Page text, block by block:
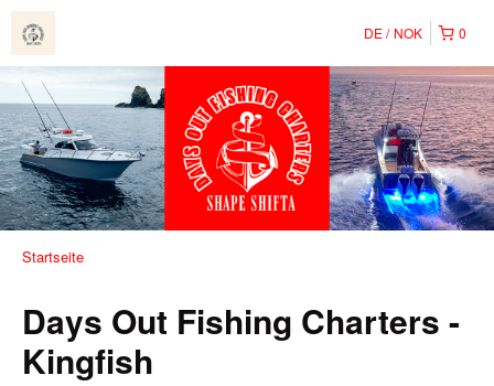
0
DE NOK
Startseite
Days Out Fishing Charters -
Kingfish